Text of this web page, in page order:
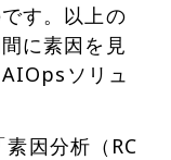
す。以上の
に素因を見
ソリュ
因分析（RC